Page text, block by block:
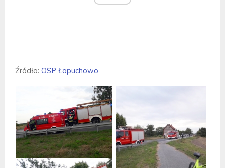
Źródło: OSP Łopuchowo